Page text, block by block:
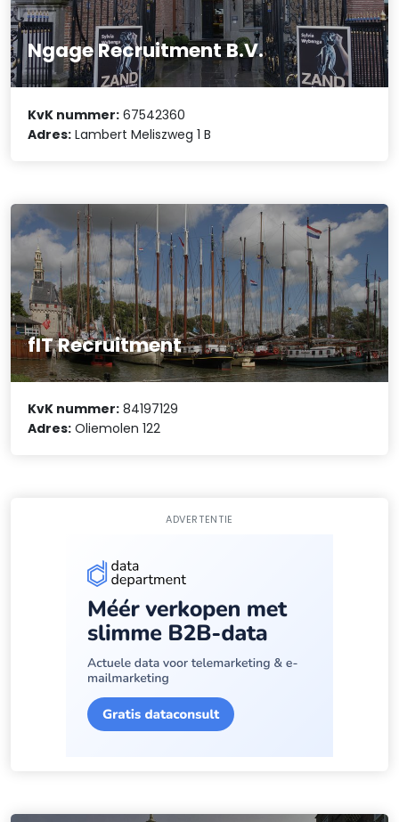
Ngage Recruitment B.V.
KvK nummer: 67542360
Adres: Lambert Meliszweg 1 B
fIT Recruitment
KvK nummer: 84197129
Adres: Oliemolen 122
ADVERTENTIE